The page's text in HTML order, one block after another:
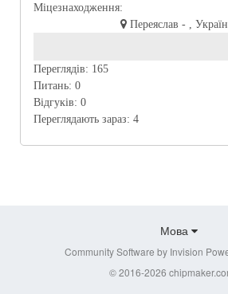
Міцезнаходження:
Переяслав - ,
Переглядів: 165
Питань: 0
Відгуків: 0
Переглядають зараз: 4
Мова
Community Software by Invision
© 2016-2026